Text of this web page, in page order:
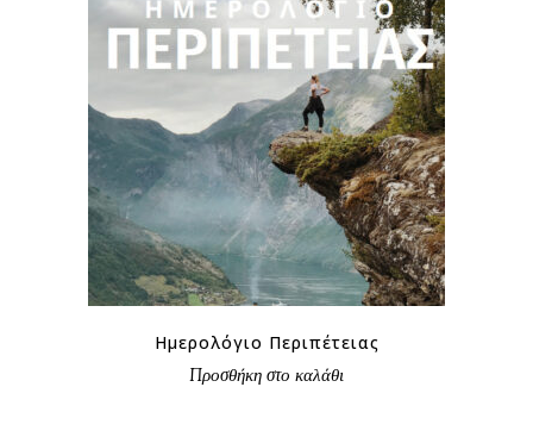
€
Ημερολόγιο Περιπέτειας
Προσθήκη στο καλάθι